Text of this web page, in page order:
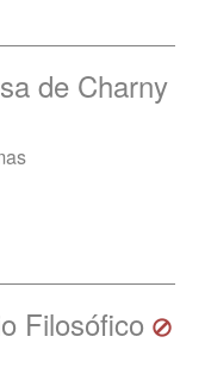
de Charny
Filosófico